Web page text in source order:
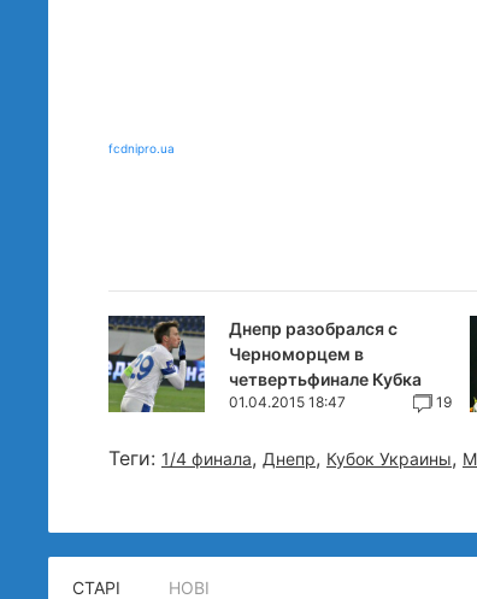
fcdnipro.ua
Днепр разобрался с
Черноморцем в
четвертьфинале Кубка
01.04.2015 18:47 19
Теги: 1/4 финала, Днепр, Кубок Украины,
СТАРІ НОВІ